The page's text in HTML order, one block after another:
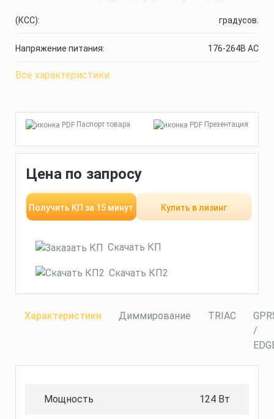
(КСС): градусов.
Напряжение питания: 176-264В AС
Все характеристики
Паспорт товара Презентация
Цена по запросу
Получить КП за 15 минут Купить в лизинг
Скачать КП
Скачать КП2
Характеристики Диммирование TRIAC
/
Мощность 124 Вт